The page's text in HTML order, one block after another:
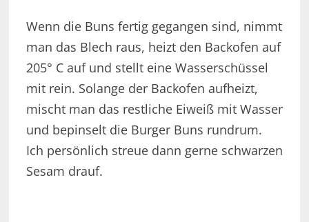
Wenn die Buns fertig gegangen sind, nimmt
man das Blech raus, heizt den Backofen auf
205° C auf und stellt eine Wasserschüssel
mit rein. Solange der Backofen aufheizt,
mischt man das restliche Eiweiß mit Wasser
und bepinselt die Burger Buns rundrum.
Ich persönlich streue dann gerne schwarzen
Sesam drauf.